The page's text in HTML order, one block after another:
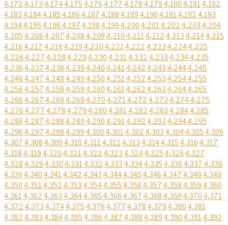
4,1724,1734,1744,1754,1764,1774,1784,1794,1804,1814,182
4,1834,1844,1854,1864,1874,1884,1894,1904,1914,1924,193
4,1944,1954,1964,1974,1984,1994,2004,2014,2024,2034,204
4,2054,2064,2074,2084,2094,2104,2114,2124,2134,2144,215
4,2164,2174,2184,2194,2204,2214,2224,2234,2244,225
4,2264,2274,2284,2294,2304,2314,2324,2334,2344,235
4,2364,2374,2384,2394,2404,2414,2424,2434,2444,245
4,2464,2474,2484,2494,2504,2514,2524,2534,2544,255
4,2564,2574,2584,2594,2604,2614,2624,2634,2644,265
4,2664,2674,2684,2694,2704,2714,2724,2734,2744,275
4,2764,2774,2784,2794,2804,2814,2824,2834,2844,285
4,2864,2874,2884,2894,2904,2914,2924,2934,2944,295
4,2964,2974,2984,2994,3004,3014,3024,3034,3044,3054,306
4,3074,3084,3094,3104,3114,3124,3134,3144,3154,3164,317
4,3184,3194,3204,3214,3224,3234,3244,3254,3264,327
4,3284,3294,3304,3314,3324,3334,3344,3354,3364,3374,338
4,3394,3404,3414,3424,3434,3444,3454,3464,3474,3484,349
4,3504,3514,3524,3534,3544,3554,3564,3574,3584,3594,360
4,3614,3624,3634,3644,3654,3664,3674,3684,3694,3704,371
4,3724,3734,3744,3754,3764,3774,3784,3794,3804,381
4,3824,3834,3844,3854,3864,3874,3884,3894,3904,3914,392